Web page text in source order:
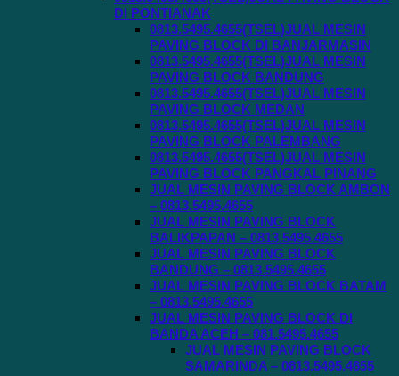
DI PONTIANAK
0813.5495.4655(TSEL)JUAL MESIN
PAVING BLOCK DI BANJARMASIN
0813.5495.4655(TSEL)JUAL MESIN
PAVING BLOCK BANDUNG
0813.5495.4655(TSEL)JUAL MESIN
PAVING BLOCK MEDAN
0813.5495.4655(TSEL)JUAL MESIN
PAVING BLOCK PALEMBANG
0813.5495.4655(TSEL)JUAL MESIN
PAVING BLOCK PANGKAL PINANG
JUAL MESIN PAVING BLOCK AMBON
– 0813.5495.4655
JUAL MESIN PAVING BLOCK
BALIKPAPAN – 0813.5495.4655
JUAL MESIN PAVING BLOCK
BANDUNG – 0813.5495.4655
JUAL MESIN PAVING BLOCK BATAM
– 0813.5495.4655
JUAL MESIN PAVING BLOCK DI
BANDA ACEH – 081.5495.4655
JUAL MESIN PAVING BLOCK
SAMARINDA – 0813.5495.4655